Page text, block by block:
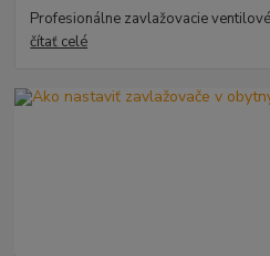
Profesionálne zavlažovacie
čítať celé